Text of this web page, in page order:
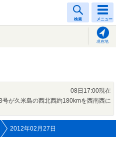
検索 メニュー
現在地
08日17:00現在
号が久米島の西北西約180kmを西南西に
2012年02月27日